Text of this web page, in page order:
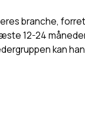
branche,
12-24
kan